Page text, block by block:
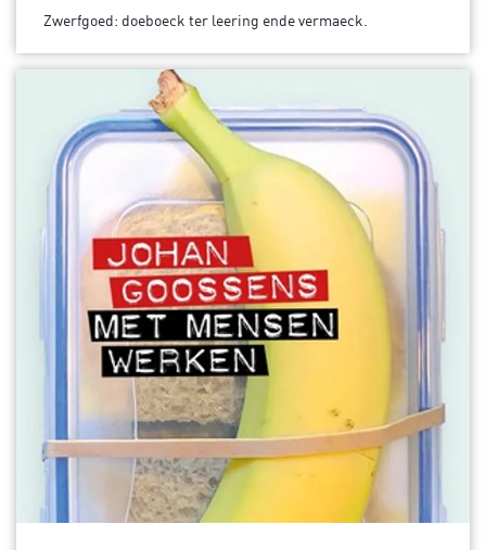
Zwerfgoed: doeboeck ter leering ende vermaeck.